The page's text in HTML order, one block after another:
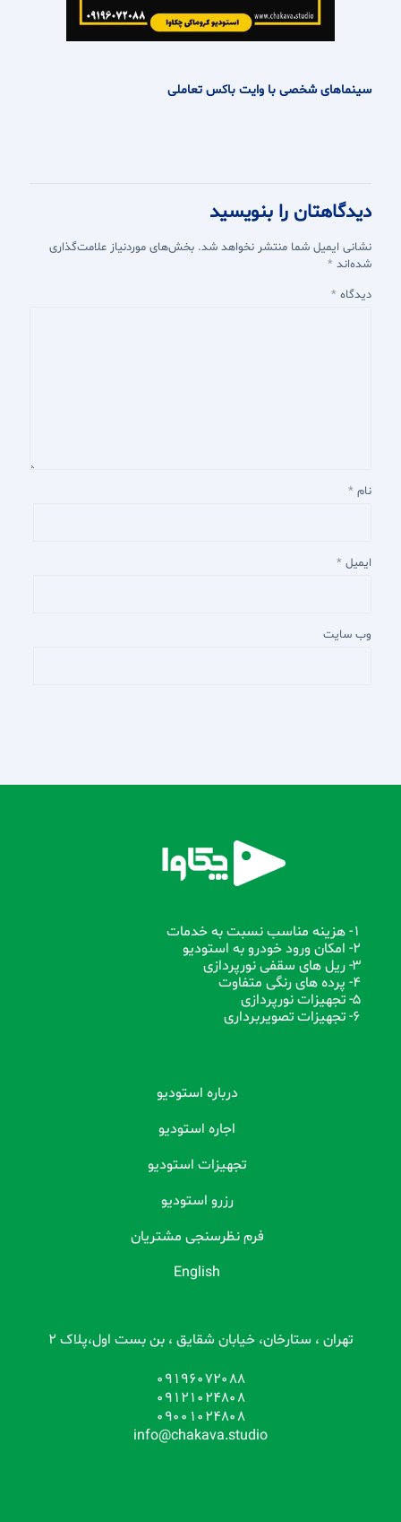
سینماهای شخصی با وایت باکس تعاملی
دیدگاهتان را بنویسید
نشانی ایمیل شما منتشر نخواهد شد. بخش‌های موردنیاز علامت‌گذاری
شده‌اند *
دیدگاه *
نام *
ایمیل *
وب‌ سایت
1- هزینه مناسب نسبت به خدمات
2- امکان ورود خودرو به استودیو
3- ریل های سقفی نورپردازی
4- پرده های رنگی متفاوت
5- تجهیزات نورپردازی
6- تجهیزات تصویربرداری
درباره استودیو
اجاره استودیو
تجهیزات استودیو
رزرو استودیو
فرم نظرسنجی مشتریان
English
تهران ، ستارخان، خیابان شقایق ، بن بست اول،پلاک 2
09196072088
09121024808
09001024808
info@chakava.studio